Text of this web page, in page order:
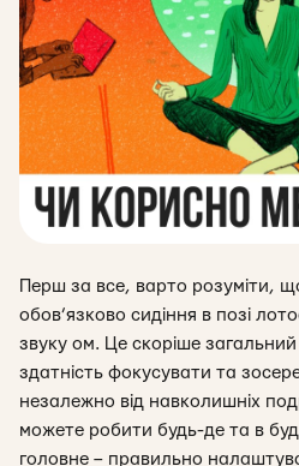
Перш за все, варто розуміти,
обов’язково сидіння в позі
звуку ом. Це скоріше
здатність фокусувати та
незалежно від навколишніх
можете робити будь-де та в
головне – правильно